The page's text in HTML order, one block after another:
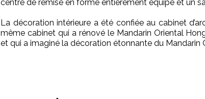
centre de remise en forme entièrement équipé et un
La décoration intérieure a été confiée au cabinet
même cabinet qui a rénové le Mandarin Oriental
et qui a imaginé la décoration étonnante du Mandarin